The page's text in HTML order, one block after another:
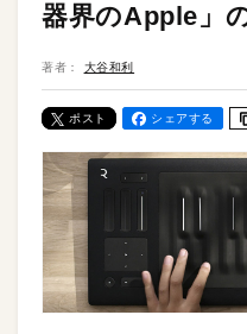
器界のApple」
著者： 大谷和利
ポスト シェアする